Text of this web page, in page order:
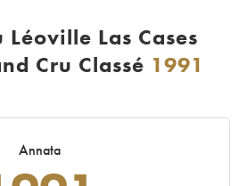
Léoville Las Cases
Cru Classé 1991
Annata